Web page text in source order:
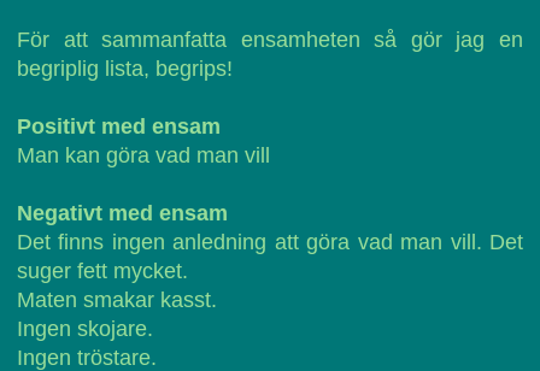
För att sammanfatta ensamheten så gör jag en
begriplig lista, begrips!
Positivt med ensam
Man kan göra vad man vill
Negativt med ensam
Det finns ingen anledning att göra vad man vill. Det
suger fett mycket.
Maten smakar kasst.
Ingen skojare.
Ingen tröstare.